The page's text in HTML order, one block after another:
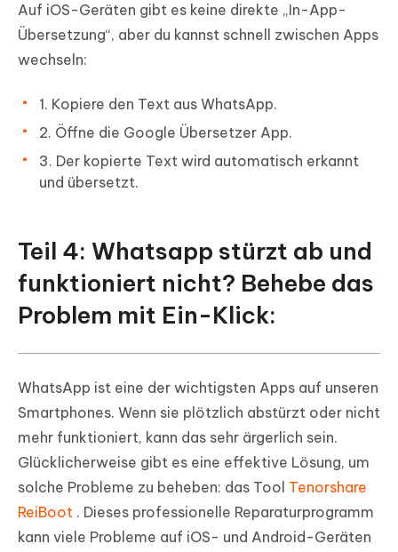
Auf iOS-Geräten gibt es keine direkte „In-App-
Übersetzung“, aber du kannst schnell zwischen Apps
wechseln:
1. Kopiere den Text aus WhatsApp.
2. Öffne die Google Übersetzer App.
3. Der kopierte Text wird automatisch erkannt
und übersetzt.
Teil 4: Whatsapp stürzt ab und
funktioniert nicht? Behebe das
Problem mit Ein-Klick:
WhatsApp ist eine der wichtigsten Apps auf unseren
Smartphones. Wenn sie plötzlich abstürzt oder nicht
mehr funktioniert, kann das sehr ärgerlich sein.
Glücklicherweise gibt es eine effektive Lösung, um
solche Probleme zu beheben: das Tool Tenorshare
ReiBoot . Dieses professionelle Reparaturprogramm
kann viele Probleme auf iOS- und Android-Geräten